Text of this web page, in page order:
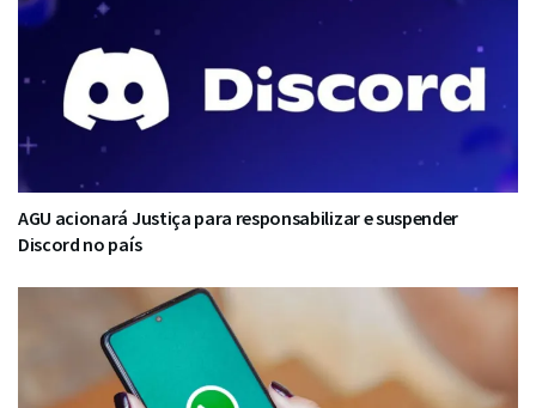
AGU acionará Justiça para responsabilizar e suspender
Discord no país